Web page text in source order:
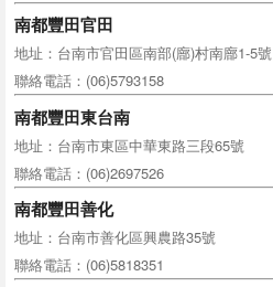
南都豐田官田
地址：台南市官田區南部(廍)村南廍1-5號
聯絡電話：(06)5793158
南都豐田東台南
地址：台南市東區中華東路三段65號
聯絡電話：(06)2697526
南都豐田善化
地址：台南市善化區興農路35號
聯絡電話：(06)5818351